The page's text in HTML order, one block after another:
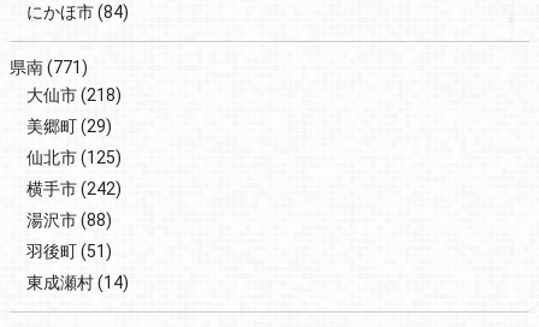
にかほ市(84)
県南(771)
大仙市(218)
美郷町(29)
仙北市(125)
横手市(242)
湯沢市(88)
羽後町(51)
東成瀬村(14)